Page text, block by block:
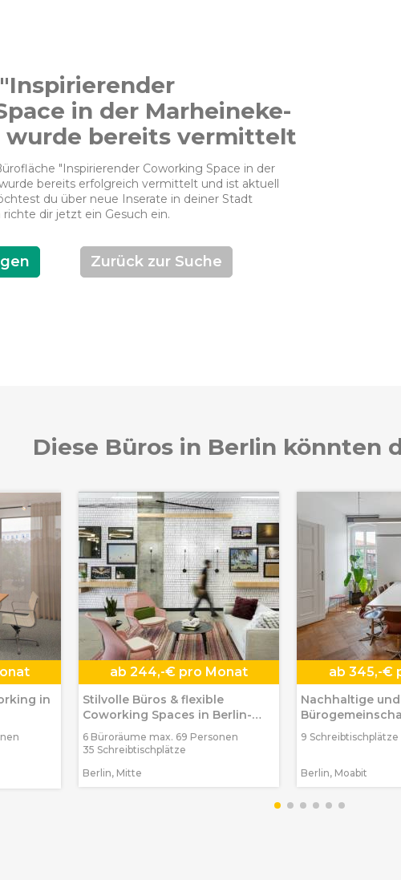
in der Marheineke-
wurde bereits vermittelt
"Inspirierender Coworking Space in der
bereits erfolgreich vermittelt und ist aktuell
du über neue Inserate in deiner Stadt
dir jetzt ein Gesuch ein.
Zurück zur Suche
Diese Büros in Berlin könnten
in
ab 244,-€ pro Monat
Stilvolle Büros & flexible
Coworking Spaces in Berlin-
Mitte
6 Büroräume max. 69 Personen
35 Schreibtischplätze
Berlin, Mitte
ab 345,-€
Nachhaltige
Moabit
9 Schreibtischplätze
Berlin, Moabit